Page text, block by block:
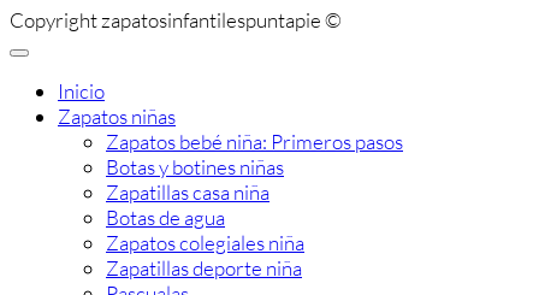
Copyright zapatosinfantilespuntapie ©
Inicio
Zapatos niñas
Zapatos bebé niña: Primeros pasos
Botas y botines niñas
Zapatillas casa niña
Botas de agua
Zapatos colegiales niña
Zapatillas deporte niña